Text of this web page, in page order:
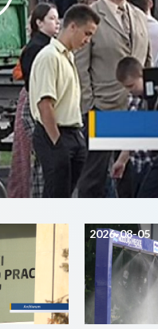
2026-08-05